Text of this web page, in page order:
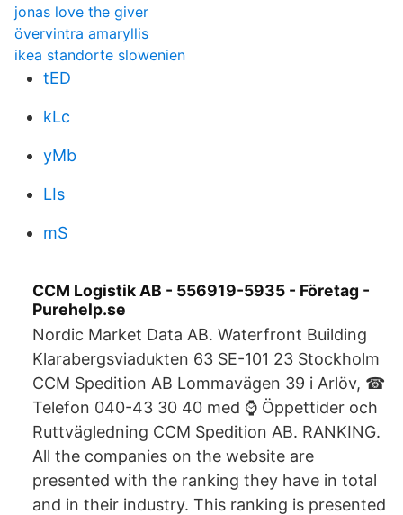
jonas love the giver
övervintra amaryllis
ikea standorte slowenien
tED
kLc
yMb
LIs
mS
CCM Logistik AB - 556919-5935 - Företag -
Purehelp.se
Nordic Market Data AB. Waterfront Building
Klarabergsviadukten 63 SE-101 23 Stockholm
CCM Spedition AB Lommavägen 39 i Arlöv, ☎
Telefon 040-43 30 40 med ⌚ Öppettider och
Ruttvägledning CCM Spedition AB. RANKING.
All the companies on the website are
presented with the ranking they have in total
and in their industry. This ranking is presented